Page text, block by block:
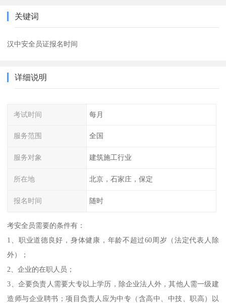
关键词
汉中安全员证报名时间
详细说明
考试时间 每月
服务范围 全国
服务对象 建筑施工行业
所在地 北京，石家庄，保定
报名时间 随时
考安全员需要的条件有：
1、职业道德良好，身体健康，年龄不超过60周岁（法定代表人除
外）；
2、企业的在职人员；
3、企要负责人需要大专以上学历，除企业法人外，其他人需一级建
造师与企业聘书；项目负责人应为中专（含高中、中技、职高）以